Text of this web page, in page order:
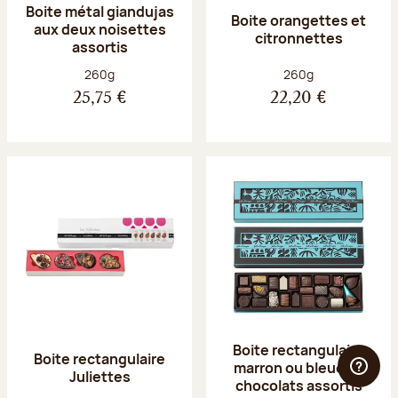
Boite métal giandujas
aux deux noisettes
assortis
Poids net :
260g
25,75 €
Boite orangettes et
citronnettes
Poids net :
260g
22,20 €
Boite rectangulaire
Juliettes
Boite rectangulaire
marron ou bleue 23
chocolats assortis